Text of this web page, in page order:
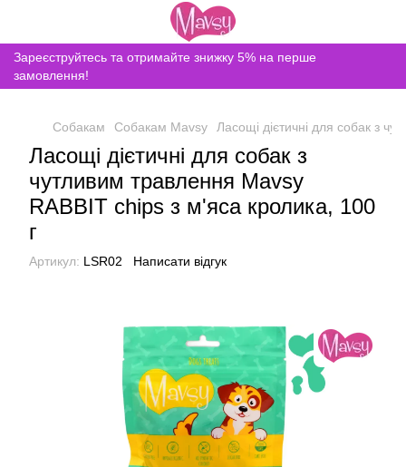
Зареєструйтесь та отримайте знижку 5% на перше
замовлення!
Собакам Собакам Mavsy Ласощі дієтичні для собак з
Ласощі дієтичні для собак з
чутливим травлення Mavsy
RABBIT chips з м'яса кролика, 100
г
Артикул: LSR02 Написати відгук